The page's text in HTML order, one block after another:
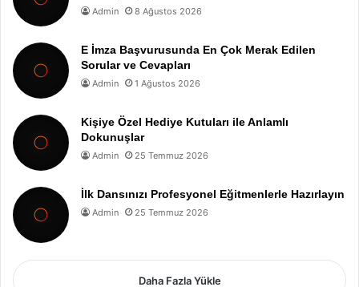
Admin 8 Ağustos 2026
E İmza Başvurusunda En Çok Merak Edilen
Sorular ve Cevapları
Admin 1 Ağustos 2026
Kişiye Özel Hediye Kutuları ile Anlamlı
Dokunuşlar
Admin 25 Temmuz 2026
İlk Dansınızı Profesyonel Eğitmenlerle Hazırlayın
Admin 25 Temmuz 2026
Daha Fazla Yükle